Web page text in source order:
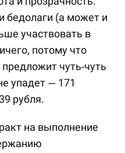
бедолаги (а может и
участвовать в
потому что
чуть-чуть
упадет — 171
рубля.
на выполнение